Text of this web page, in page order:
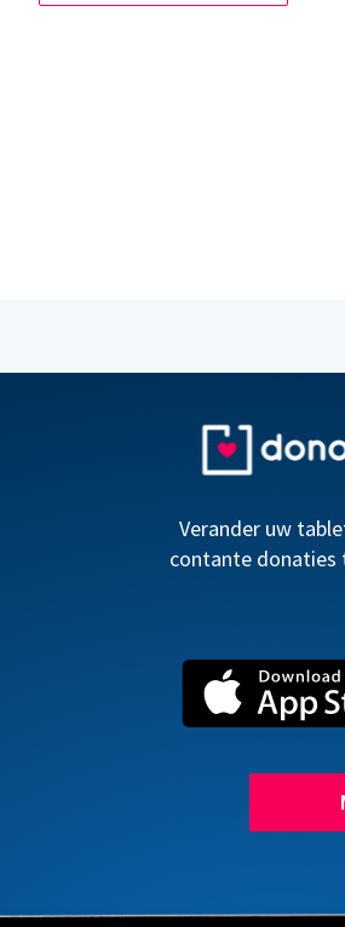
Verander uw
contante donaties